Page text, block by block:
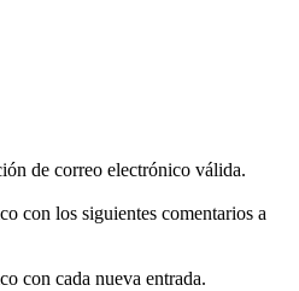
de correo electrónico válida.
con los siguientes comentarios a
con cada nueva entrada.